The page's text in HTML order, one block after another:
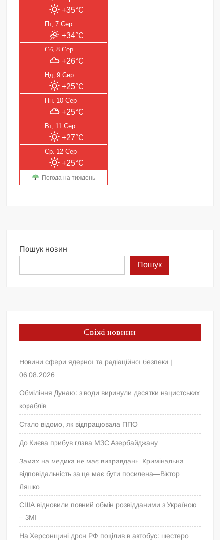
+35°C
Пт, 7 Сер
+34°C
Сб, 8 Сер
+26°C
Нд, 9 Сер
+25°C
Пн, 10 Сер
+25°C
Вт, 11 Сер
+27°C
Ср, 12 Сер
+25°C
Погода на тиждень
Пошук новин
Пошук
Свіжі новини
Новини сфери ядерної та радіаційної безпеки |
06.08.2026
Обміління Дунаю: з води виринули десятки нацистських
кораблів
Стало відомо, як відпрацювала ППО
До Києва прибув глава МЗС Азербайджану
Замах на медика не має виправдань. Кримінальна
відповідальність за це має бути посилена—Віктор
Ляшко
США відновили повний обмін розвідданими з Україною
– ЗМІ
На Херсонщині дрон РФ поцілив в автобус: шестеро